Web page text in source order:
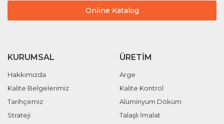
Online Katalog
KURUMSAL
Hakkımızda
Kalite Belgelerimiz
Tarihçemiz
Strateji
ÜRETIM
Arge
Kalite Kontrol
Alüminyum Döküm
Talaşlı İmalat